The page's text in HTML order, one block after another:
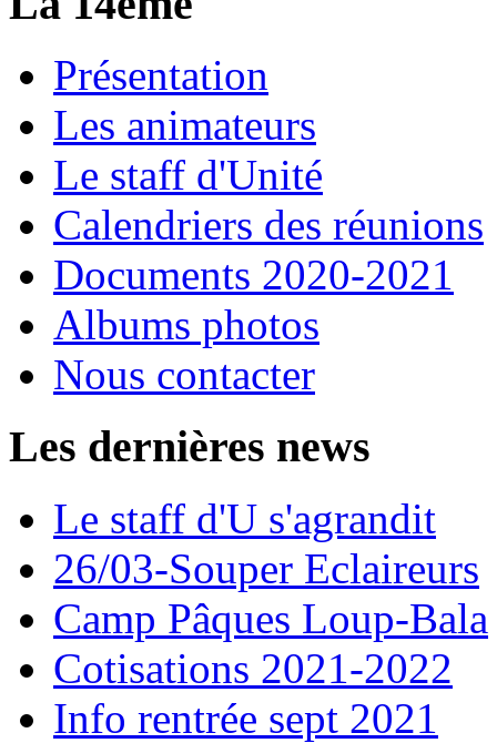
Présentation
Les animateurs
Le staff d'Unité
Calendriers des réunions
Documents 2020-2021
Albums photos
Nous contacter
Les dernières news
Le staff d'U s'agrandit
26/03-Souper Eclaireurs
Camp Pâques Loup-Bala
Cotisations 2021-2022
Info rentrée sept 2021